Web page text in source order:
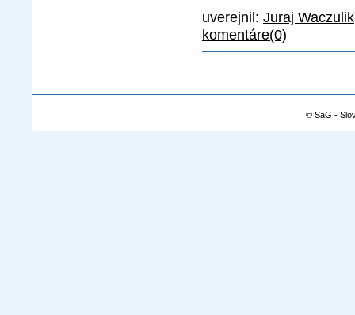
uverejnil: Juraj Waczulik
komentáre(0)
© SaG -